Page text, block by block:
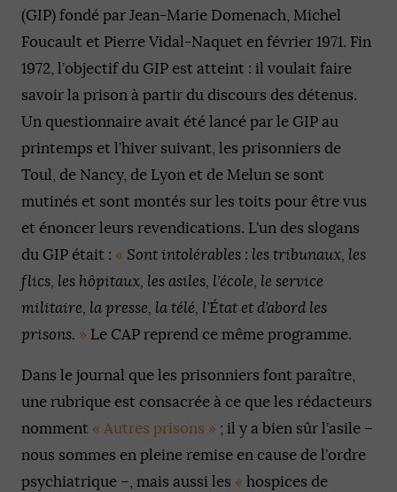
(GIP) fondé par Jean-Marie Domenach, Michel
Foucault et Pierre Vidal-Naquet en février 1971. Fin
1972, l’objectif du GIP est atteint : il voulait faire
savoir la prison à partir du discours des détenus.
Un questionnaire avait été lancé par le GIP au
printemps et l’hiver suivant, les prisonniers de
Toul, de Nancy, de Lyon et de Melun se sont
mutinés et sont montés sur les toits pour être vus
et énoncer leurs revendications. L’un des slogans
du GIP était : « Sont intolérables : les tribunaux, les
flics, les hôpitaux, les asiles, l’école, le service
militaire, la presse, la télé, l’État et d’abord les
prisons. » Le CAP reprend ce même programme.
Dans le journal que les prisonniers font paraître,
une rubrique est consacrée à ce que les rédacteurs
nomment « Autres prisons » ; il y a bien sûr l’asile –
nous sommes en pleine remise en cause de l’ordre
psychiatrique –, mais aussi les « hospices de